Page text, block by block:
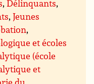
,Délinquants,
,Jeunes
,
et écoles
(école
et